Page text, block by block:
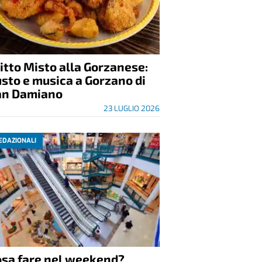
Misto alla Gorzanese:
e musica a Gorzano di
Damiano
23 LUGLIO 2026
fare nel weekend?